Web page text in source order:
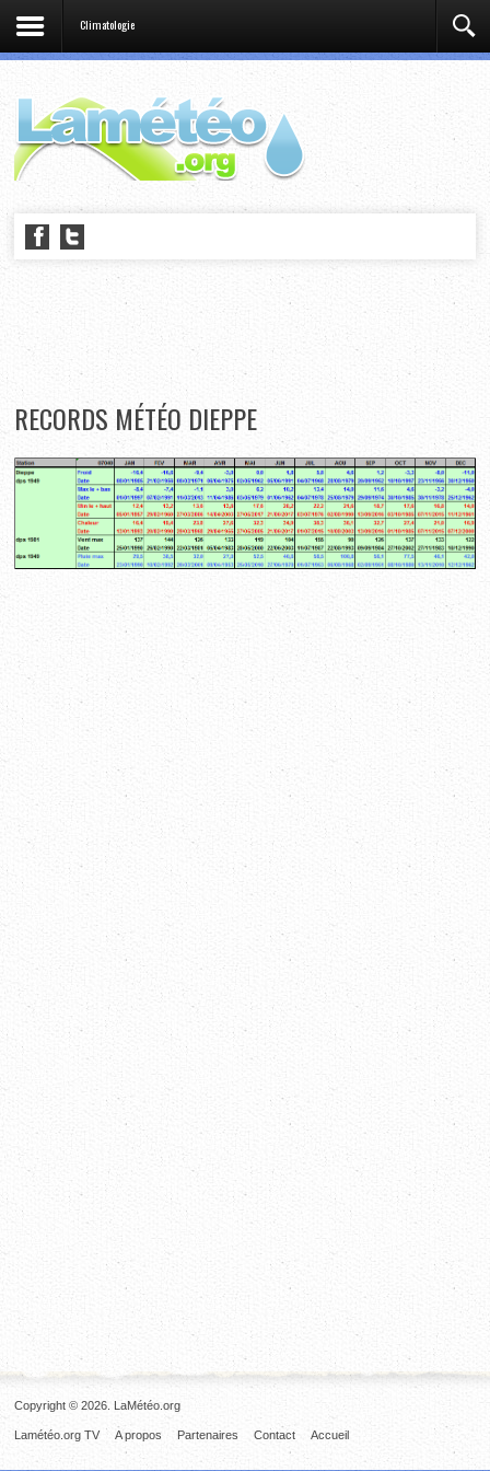
Climatologie
RECORDS MÉTÉO DIEPPE
Copyright © 2026. LaMétéo.org
Accueil
Contact
Partenaires
A propos
Lamétéo.org TV